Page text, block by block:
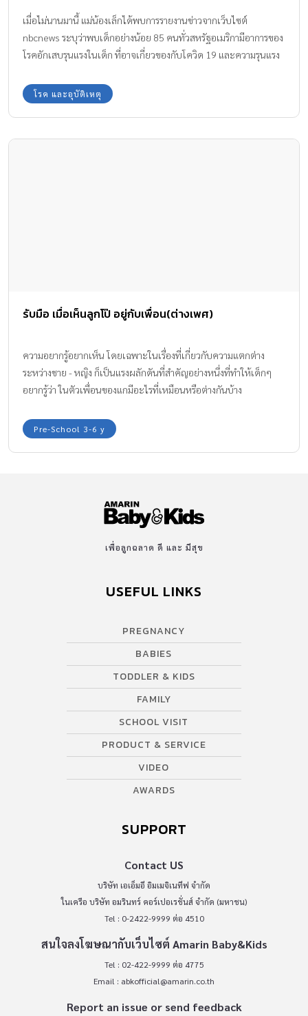
เมื่อไม่นานมานี้ แม่น้องเล็กได้พบการรายงานข่าวจากเว็บไซต์
nbcnews ระบุว่าพบเด็กอย่างน้อย 85 คนทั่วสหรัฐอเมริกามีอาการของ
โรคอักเสบรุนแรงในเด็ก ที่อาจเกี่ยวของกับโควิด 19 และความรุนแรง
ชีวิตได้ โรคอักเสบรุนแรงในเด็ก ที่อาจเกี่ยวข้องกับโควิด แม่น้องเล็ก
ได้ลองไปศึกษาหาข้อมูลเพิ่มเติม จนพบการรายงานข่าวของ สำนักข่าวซิ
ที่โรงพยาบาล หลังมีลักษณะอาการของโรคที่พบได้ยาก ซึ่งอาจ
โรค และอุบัติเหตุ
รับมือ เมื่อเห็นลูกโป๊ อยู่กับเพื่อน(ต่างเพศ)
ความอยากรู้อยากเห็น โดยเฉพาะในเรื่องที่เกี่ยวกับความแตกต่าง
ระหว่างชาย - หญิง ก็เป็นแรงผลักดันที่สำคัญอย่างหนึ่งที่ทำให้เด็กๆ
อยากรู้ว่า ในตัวเพื่อนของแกมีอะไรที่เหมือนหรือต่างกันบ้าง
Pre-School 3-6 y
เพื่อลูกฉลาด ดี และ มีสุข
USEFUL LINKS
PREGNANCY
BABIES
TODDLER & KIDS
FAMILY
SCHOOL VISIT
PRODUCT & SERVICE
VIDEO
AWARDS
SUPPORT
Contact US
บริษัท เอเอ็มอี อิมเมจิเนทีฟ จำกัด
ในเครือ บริษัท อมรินทร์ คอร์เปอเรชั่นส์ จำกัด (มหาชน)
Tel : 0-2422-9999 ต่อ 4510
สนใจลงโฆษณากับเว็บไซต์ Amarin Baby&Kids
Tel : 02-422-9999 ต่อ 4775
Email : abkofficial@amarin.co.th
Report an issue or send feedback